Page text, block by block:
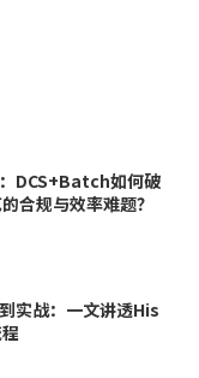
DCS+Batch如何破
合规与效率难题？
实战：一文讲透His